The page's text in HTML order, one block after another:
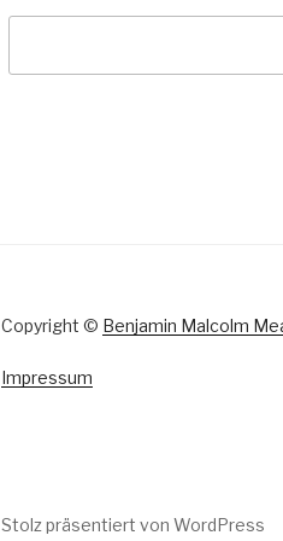
Copyright © Benjamin Malcolm
Impressum
Stolz präsentiert von WordPress